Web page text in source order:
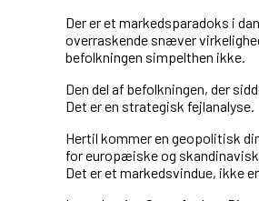
Der er et markedsparadoks i
overraskende snæver
befolkningen simpelthen ikke.
Den del af befolkningen, der
Det er en strategisk fejlanalyse.
Hertil kommer en geopolitisk
for europæiske og
Det er et markedsvindue, ikke